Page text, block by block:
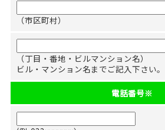
（市区町村）
（丁目・番地・ビルマンション名）
ビル・マンション名までご記入下さい。
電話番号※